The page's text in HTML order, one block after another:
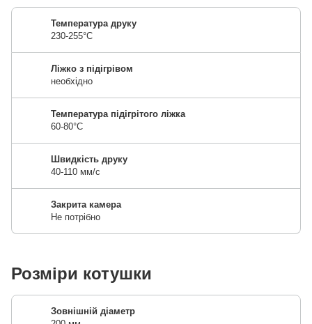
Температура друку
230-255°C
Ліжко з підігрівом
необхідно
Температура підігрітого ліжка
60-80°C
Швидкість друку
40-110 мм/с
Закрита камера
Не потрібно
Розміри котушки
Зовнішній діаметр